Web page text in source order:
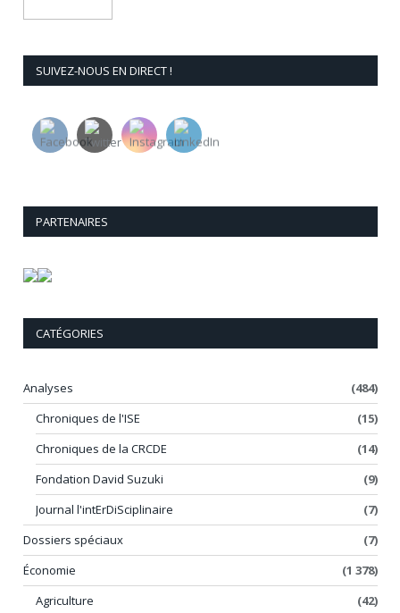
SUIVEZ-NOUS EN DIRECT !
PARTENAIRES
CATÉGORIES
Analyses
(484)
Chroniques de l'ISE
(15)
Chroniques de la CRCDE
(14)
Fondation David Suzuki
(9)
Journal l'intErDiSciplinaire
(7)
Dossiers spéciaux
(7)
Économie
(1 378)
Agriculture
(42)